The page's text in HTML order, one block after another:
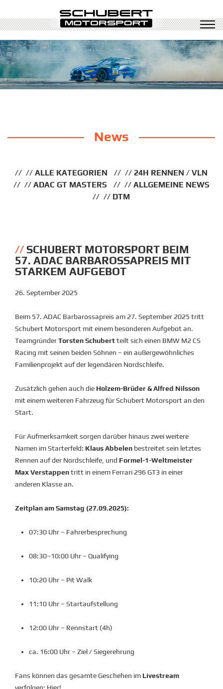
News
ALLE KATEGORIEN
24H RENNEN / VLN
ADAC GT MASTERS
ALLGEMEINE NEWS
DTM
SCHUBERT MOTORSPORT BEIM
57. ADAC BARBAROSSAPREIS MIT
STARKEM AUFGEBOT
26. September 2025
Beim 57. ADAC Barbarossapreis am 27. September 2025 tritt
Schubert Motorsport mit einem besonderen Aufgebot an.
TeamgründerTorsten Schubertteilt sich einen BMW M2 CS
Racing mit seinen beiden Söhnen – ein außergewöhnliches
Familienprojekt auf der legendären Nordschleife.
Zusätzlich gehen auch die Holzem-Brüder & Alfred Nilsson
mit einem weiteren Fahrzeug für Schubert Motorsport an den
Start.
Für Aufmerksamkeit sorgen darüber hinaus zwei weitere
Namen im Starterfeld: Klaus Abbelen bestreitet sein letztes
Rennen auf der Nordschleife, und Formel-1-Weltmeister
Max Verstappentritt in einem Ferrari 296 GT3 in einer
anderen Klasse an.
Zeitplan am Samstag (27.09.2025):
07:30 Uhr – Fahrerbesprechung
08:30–10:00 Uhr – Qualifying
10:20 Uhr – Pit Walk
11:10 Uhr – Startaufstellung
12:00 Uhr – Rennstart (4h)
ca. 16:00 Uhr – Ziel / Siegerehrung
Fans können das gesamte Geschehen im Livestream